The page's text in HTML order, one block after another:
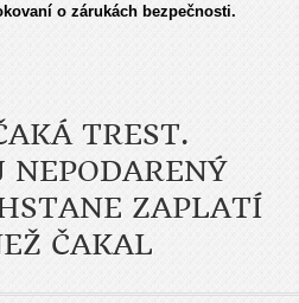
o zárukách bezpečnosti.
TREST.
NEPODARENÝ
ZAPLATÍ
ČAKAL